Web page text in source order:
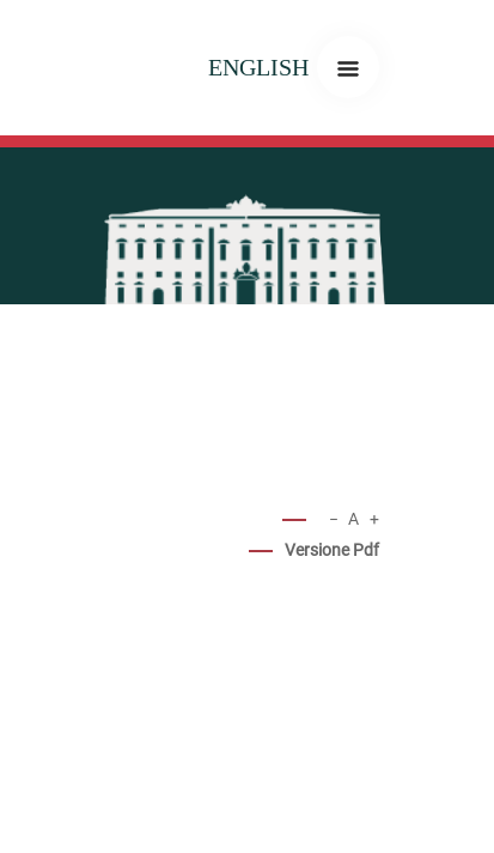
ENGLISH
− A +
Versione Pdf